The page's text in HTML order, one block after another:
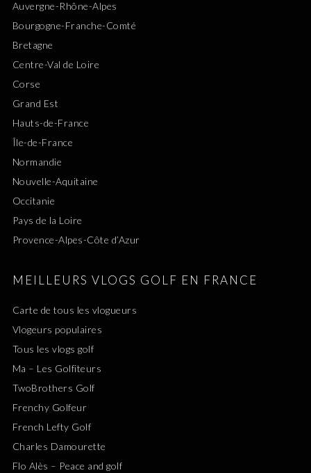
Auvergne-Rhône-Alpes
Bourgogne-Franche-Comté
Bretagne
Centre-Val de Loire
Corse
Grand Est
Hauts-de-France
Île-de-France
Normandie
Nouvelle-Aquitaine
Occitanie
Pays de la Loire
Provence-Alpes-Côte d’Azur
MEILLEURS VLOGS GOLF EN FRANCE
Carte de tous les vlogueurs
Vlogeurs populaires
Tous les vlogs golf
Ma – Les Golfiteurs
TwoBrothers Golf
Frenchy Golfeur
French Lefty Golf
Charles Damourette
Flo Alès – Peace and golf